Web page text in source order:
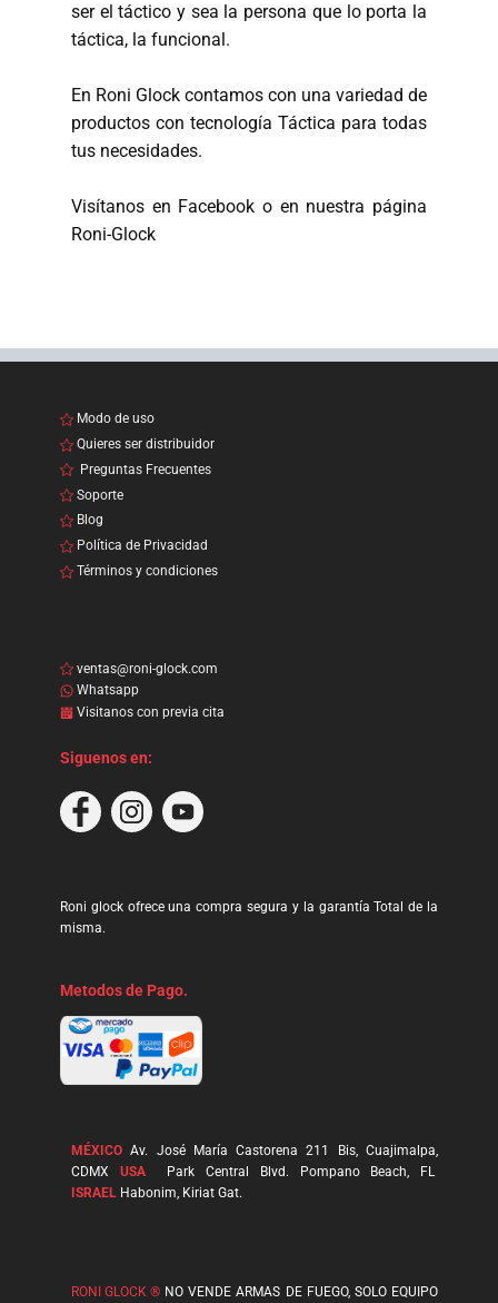
ser el táctico y sea la persona que lo porta la
táctica, la funcional.
En Roni Glock contamos con una variedad de
productos con tecnología Táctica para todas
tus necesidades.
Visítanos en Facebook o en nuestra página
Roni-Glock
Modo de uso
Quieres ser distribuidor
Preguntas Frecuentes
Soporte
Blog
Política de Privacidad
Términos y condiciones
ventas@roni-glock.com
Whatsapp
Visitanos con previa cita
Siguenos en:
Roni glock ofrece una compra segura y la garantía Total de la
misma.
Metodos de Pago.
MÉXICO Av. José María Castorena 211 Bis, Cuajimalpa,
CDMX USA
Park Central Blvd. Pompano Beach, FL
ISRAEL Habonim, Kiriat Gat.
RONI GLOCK ® NO VENDE ARMAS DE FUEGO, SOLO EQUIPO